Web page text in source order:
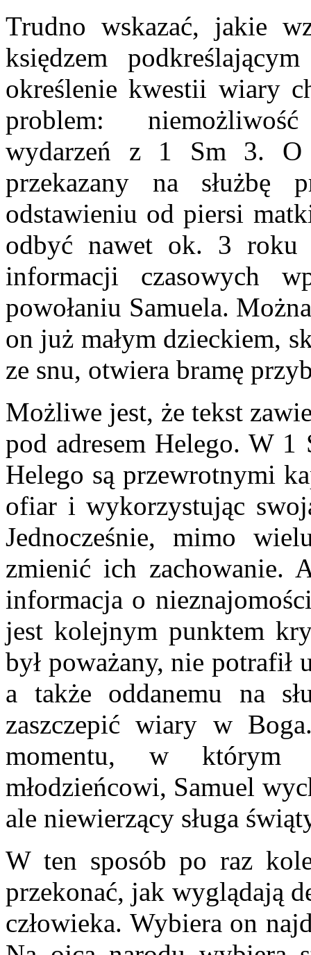
Trudno wskazać, jakie
księdzem
określenie kwestii wiary
problem:
wydarzeń z 1 Sm 3. O
przekazany na
odstawieniu od piersi
odbyć nawet ok. 3 roku
informacji czasowych
powołaniu Samuela.
on już małym dzieckiem,
ze snu, otwiera bramę
Możliwe jest, że tekst
pod adresem Helego. W
Helego są przewrotnymi
ofiar i wykorzystując
Jednocześnie, mimo
zmienić ich zachowanie.
informacja o
jest kolejnym punktem
był poważany, nie
a także oddanemu na
zaszczepić wiary w
momentu, w którym
młodzieńcowi, Samuel
ale niewierzący sługa
W ten sposób po raz
przekonać, jak wyglądają
człowieka. Wybiera on